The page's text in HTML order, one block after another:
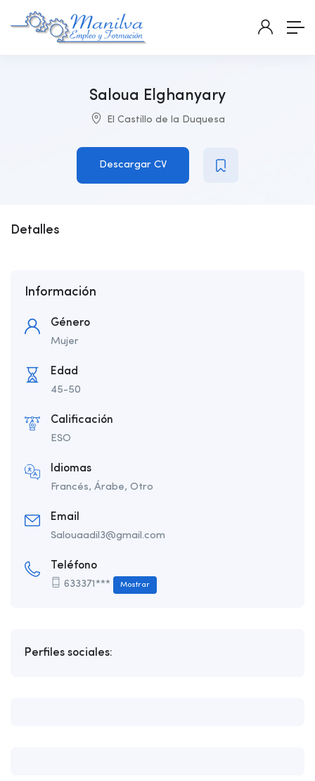
Saloua Elghanyary
El Castillo de la Duquesa
Descargar CV
Detalles
Información
Género
Mujer
Edad
45-50
Calificación
ESO
Idiomas
Francés, Árabe, Otro
Email
Salouaadil3@gmail.com
Teléfono
633371*** Mostrar
Perfiles sociales: